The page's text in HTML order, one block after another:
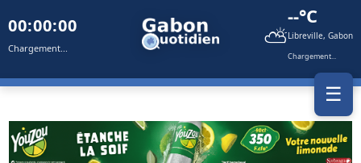
00:00:00
Chargement... ⛅
--°C
Libreville, Gabon
Chargement...
☰